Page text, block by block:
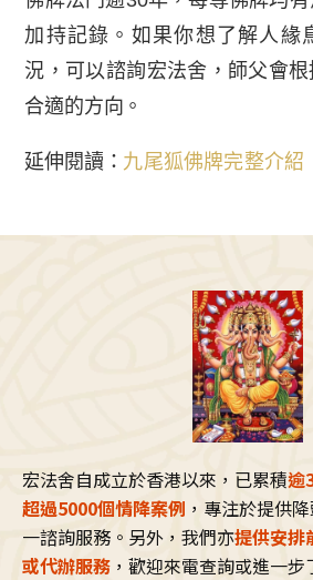
加持記錄。如果你想了解人緣
況，可以諮詢宏法舍，師父會
合適的方向。
延伸閱讀： 九尾狐佛牌完整介紹
宏法舍自成立於香港以來，已累積逾
超過5000個情降案例 ，專注於提供
一諮詢服務。另外，我們亦提供安排
或代辦服務 ，歡迎來電查詢或進一步